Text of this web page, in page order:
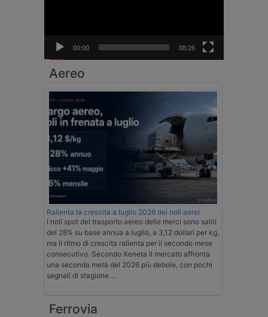
00:00 08:26
Aereo
Rallenta la crescita a luglio 2026 dei noli aerei
I noli spot del trasporto aereo delle merci sono saliti
del 28% su base annua a luglio, a 3,12 dollari per kg,
ma il ritmo di crescita rallenta per il secondo mese
consecutivo. Secondo Xeneta il mercato affronta
una seconda metà del 2026 più debole, con pochi
segnali di stagione …
Ferrovia